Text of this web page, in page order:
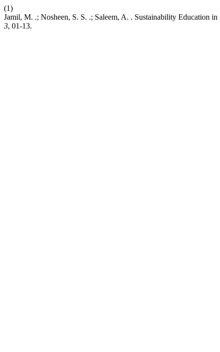
(1)
Jamil, M. .; Nosheen, S. S. .; Saleem, A. . Sustainability Education
3, 01-13.